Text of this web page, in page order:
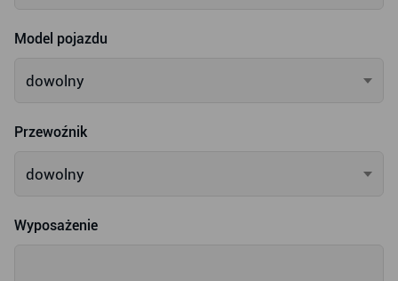
Model pojazdu
dowolny
Przewoźnik
dowolny
Wyposażenie